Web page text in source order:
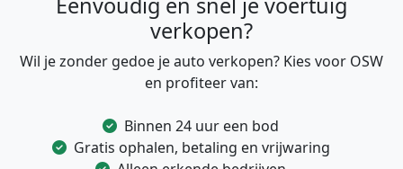
verkopen?
Wil je zonder gedoe je auto verkopen? Kies voor OSW
en profiteer van:
Binnen 24 uur een bod
Gratis ophalen, betaling en vrijwaring